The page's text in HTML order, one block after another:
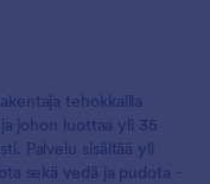
tehokkailla
johon luottaa yli 35
Palvelu sisältää yli
sekä vedä ja pudota -